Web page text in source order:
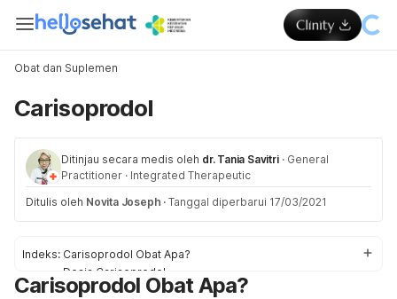
Obat dan Suplemen
Carisoprodol
Ditinjau secara medis oleh dr. Tania Savitri · General
Practitioner · Integrated Therapeutic
Ditulis oleh Novita Joseph · Tanggal diperbarui 17/03/2021
Indeks: Carisoprodol Obat Apa?
Dosis Carisoprodol
Efek samping Carisoprodol
Carisoprodol Obat Apa?